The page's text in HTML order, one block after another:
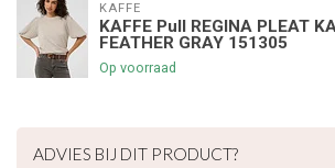
KAFFE
KAFFE Pull REGINA PLEAT
FEATHER GRAY 151305
Op voorraad
ADVIES BIJ DIT PRODUCT?